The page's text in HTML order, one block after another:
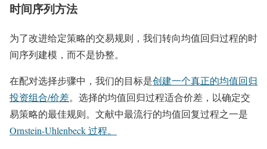
时间序列方法
为了改进给定策略的交易规则，我们转向均值回归过程的时
间序列建模，而不是协整。
在配对选择步骤中，我们的目标是创建一个真正的均值回归
投资组合/价差。选择的均值回归过程适合价差，以确定交
易策略的最佳规则。文献中最流行的均值回复过程之一是
Ornstein-Uhlenbeck 过程。